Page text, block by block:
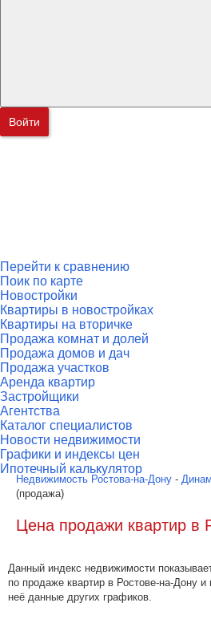
Войти
Перейти к сравнению
Поик по карте
Новостройки
Квартиры в новостройках
Квартиры на вторичке
Продажа комнат и долей
Продажа домов и дач
Продажа участков
Аренда квартир
Застройщики
Агентства
Каталог специалистов
Новости недвижимости
Графики и индексы цен
Ипотечный калькулятор
Недвижимость Ростова-на-Дону -
(продажа)
Цена продажи квартир в
Данный индекс недвижимости
по продаже квартир в Ростове-на-Дону
неё данные других графиков.